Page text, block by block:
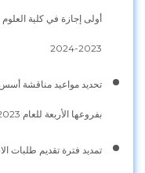
أولى إجازة في كلية العلوم
2023-2024
تحديد مواعيد مناقشة أسس
بفروعها الأربعة للعام 2023 الدورة العادية
تمديد فترة تقديم طلبات